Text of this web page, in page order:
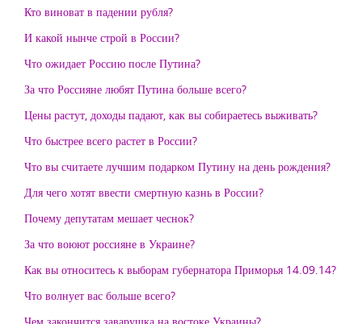
Кто виноват в падении рубля?
И какой нынче строй в России?
Что ожидает Россию после Путина?
За что Россияне любят Путина больше всего?
Цены растут, доходы падают, как вы собираетесь выживать?
Что быстрее всего растет в России?
Что вы считаете лучшим подарком Путину на день рождения?
Для чего хотят ввести смертную казнь в России?
Почему депутатам мешает чеснок?
За что воюют россияне в Украине?
Как вы относитесь к выборам губернатора Приморья 14.09.14?
Что волнует вас больше всего?